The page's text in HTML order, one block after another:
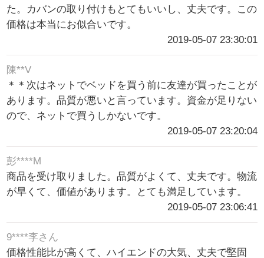
た。カバンの取り付けもとてもいいし、丈夫です。この
価格は本当にお似合いです。
2019-05-07 23:30:01
陳**V
＊＊次はネットでベッドを買う前に友達が買ったことが
あります。品質が悪いと言っています。資金が足りない
ので、ネットで買うしかないです。
2019-05-07 23:20:04
彭****M
商品を受け取りました。品質がよくて、丈夫です。物流
が早くて、価値があります。とても満足しています。
2019-05-07 23:06:41
9****李さん
価格性能比が高くて、ハイエンドの大気、丈夫で堅固